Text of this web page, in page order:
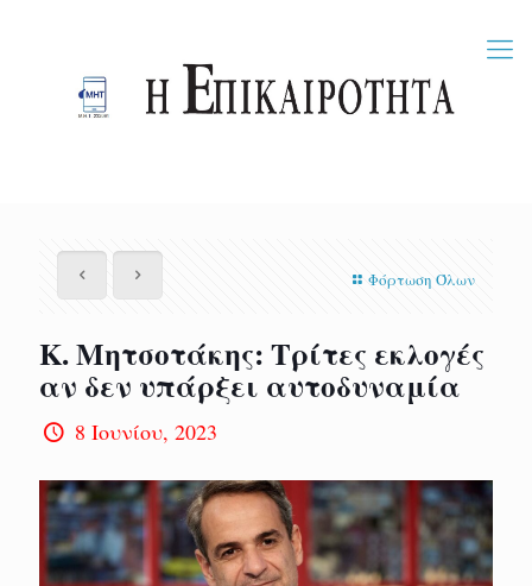
Φόρτωση Όλων
Κ. Μητσοτάκης: Τρίτες εκλογές
αν δεν υπάρξει αυτοδυναμία
8 Ιουνίου, 2023